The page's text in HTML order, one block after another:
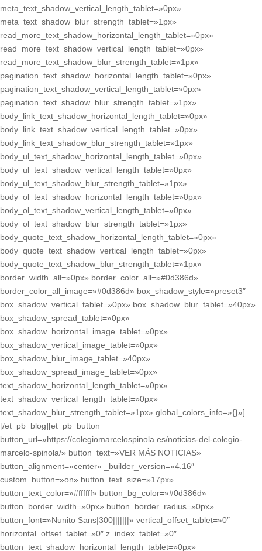
meta_text_shadow_vertical_length_tablet=»0px»
meta_text_shadow_blur_strength_tablet=»1px»
read_more_text_shadow_horizontal_length_tablet=»0px»
read_more_text_shadow_vertical_length_tablet=»0px»
read_more_text_shadow_blur_strength_tablet=»1px»
pagination_text_shadow_horizontal_length_tablet=»0px»
pagination_text_shadow_vertical_length_tablet=»0px»
pagination_text_shadow_blur_strength_tablet=»1px»
body_link_text_shadow_horizontal_length_tablet=»0px»
body_link_text_shadow_vertical_length_tablet=»0px»
body_link_text_shadow_blur_strength_tablet=»1px»
body_ul_text_shadow_horizontal_length_tablet=»0px»
body_ul_text_shadow_vertical_length_tablet=»0px»
body_ul_text_shadow_blur_strength_tablet=»1px»
body_ol_text_shadow_horizontal_length_tablet=»0px»
body_ol_text_shadow_vertical_length_tablet=»0px»
body_ol_text_shadow_blur_strength_tablet=»1px»
body_quote_text_shadow_horizontal_length_tablet=»0px»
body_quote_text_shadow_vertical_length_tablet=»0px»
body_quote_text_shadow_blur_strength_tablet=»1px»
border_width_all=»0px» border_color_all=»#0d386d»
border_color_all_image=»#0d386d» box_shadow_style=»preset3″
box_shadow_vertical_tablet=»0px» box_shadow_blur_tablet=»40px»
box_shadow_spread_tablet=»0px»
box_shadow_horizontal_image_tablet=»0px»
box_shadow_vertical_image_tablet=»0px»
box_shadow_blur_image_tablet=»40px»
box_shadow_spread_image_tablet=»0px»
text_shadow_horizontal_length_tablet=»0px»
text_shadow_vertical_length_tablet=»0px»
text_shadow_blur_strength_tablet=»1px» global_colors_info=»{}»]
[/et_pb_blog][et_pb_button
button_url=»https://colegiomarcelospinola.es/noticias-del-colegio-
marcelo-spinola/» button_text=»VER MÁS NOTICIAS»
button_alignment=»center» _builder_version=»4.16″
custom_button=»on» button_text_size=»17px»
button_text_color=»#ffffff» button_bg_color=»#0d386d»
button_border_width=»0px» button_border_radius=»0px»
button_font=»Nunito Sans|300|||||||» vertical_offset_tablet=»0″
horizontal_offset_tablet=»0″ z_index_tablet=»0″
button_text_shadow_horizontal_length_tablet=»0px»